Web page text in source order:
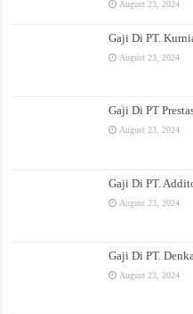
August 23, 2024
Gaji Di PT.
August 23, 2024
Gaji Di PT
August 23, 2024
Gaji Di PT.
August 23, 2024
Gaji Di PT.
August 23, 2024